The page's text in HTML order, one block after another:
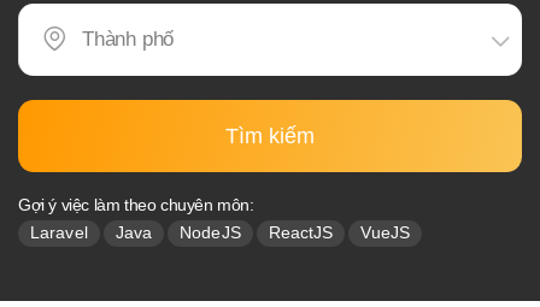
Tìm kiếm
Gợi ý việc làm theo chuyên môn:
Laravel Java NodeJS ReactJS VueJS